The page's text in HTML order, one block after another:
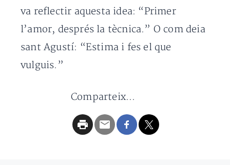
va reflectir aquesta idea: “Primer
l’amor, després la tècnica.” O com deia
sant Agustí: “Estima i fes el que
vulguis.”
Comparteix...